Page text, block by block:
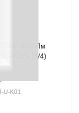
3600Лм
Р IEK (1/4)
U-K01